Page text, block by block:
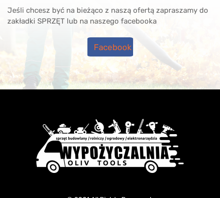
Jeśli chcesz być na bieżąco z naszą ofertą zapraszamy do
zakładki SPRZĘT lub na naszego facebooka
Facebook